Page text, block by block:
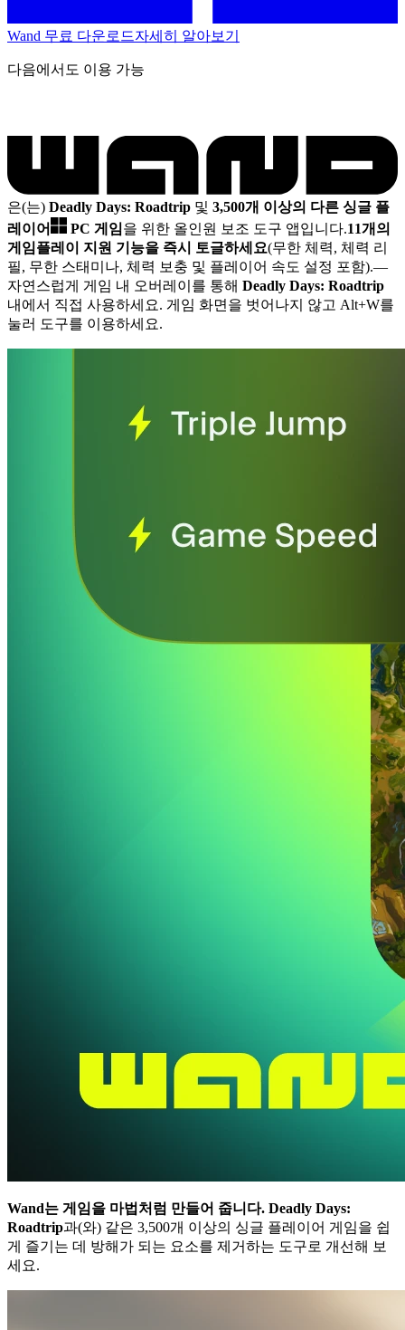
Wand 무료 다운로드자세히 알아보기
다음에서도 이용 가능
은(는) Deadly Days: Roadtrip 및 3,500개 이상의 다른 싱글 플
레이어
PC 게임을 위한 올인원 보조 도구 앱입니다.11개의
게임플레이 지원 기능을 즉시 토글하세요(무한 체력, 체력 리
필, 무한 스태미나, 체력 보충 및 플레이어 속도 설정 포함).—
자연스럽게 게임 내 오버레이를 통해 Deadly Days: Roadtrip
내에서 직접 사용하세요. 게임 화면을 벗어나지 않고 Alt+W를
눌러 도구를 이용하세요.
Wand는 게임을 마법처럼 만들어 줍니다. Deadly Days:
Roadtrip과(와) 같은 3,500개 이상의 싱글 플레이어 게임을 쉽
게 즐기는 데 방해가 되는 요소를 제거하는 도구로 개선해 보
세요.